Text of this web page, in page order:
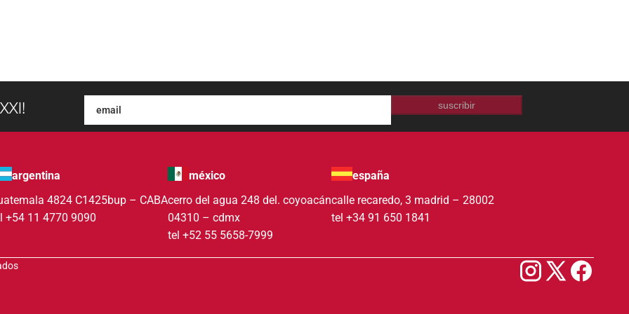
suscribir
argentina
4824 C1425bup – CABA
+54 11 4770 9090
méxico
cerro del agua 248 del. coyoacán
04310 – cdmx
tel +52 55 5658-7999
españa
calle recaredo, 3 madrid – 28002
tel +34 91 650 1841